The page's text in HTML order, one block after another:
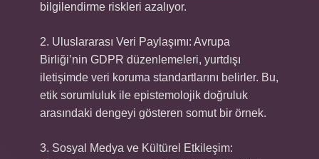
bilgilendirme riskleri azalıyor.
2. Uluslararası Veri Paylaşımı: Avrupa
Birliği’nin GDPR düzenlemeleri, yurtdışı
iletişimde veri koruma standartlarını belirler. Bu,
etik sorumluluk ile epistemolojik doğruluk
arasındaki dengeyi gösteren somut bir örnek.
3. Sosyal Medya ve Kültürel Etkileşim: